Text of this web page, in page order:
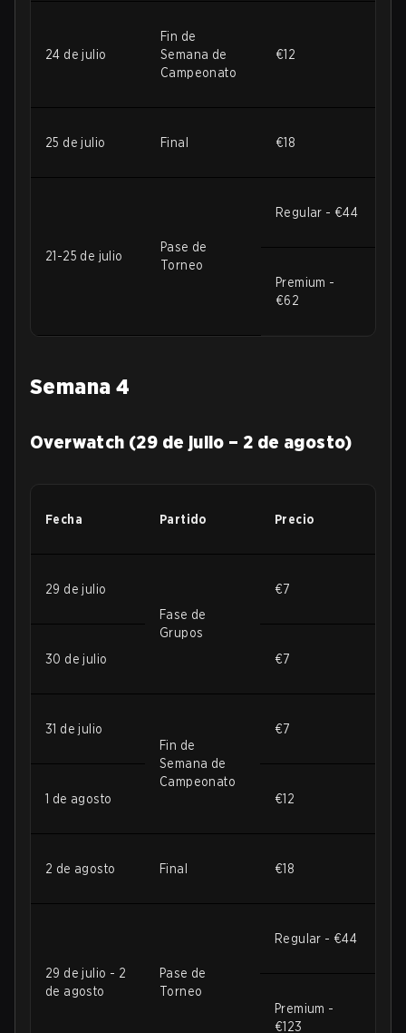
24 de julio
Fin de
Semana de
Campeonato
€12
25 de julio Final €18
21-25 de julio
Pase de
Torneo
Regular - €44
Premium -
€62
Semana 4
Overwatch (29 de julio – 2 de agosto)
Fecha Partido Precio
29 de julio
Fase de
Grupos
€7
30 de julio €7
31 de julio
Fin de
Semana de
Campeonato
€7
1 de agosto €12
2 de agosto Final €18
29 de julio - 2
de agosto
Pase de
Torneo
Regular - €44
Premium -
€123